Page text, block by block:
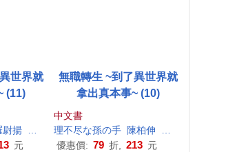
世界就
(11)
尉揚
シロタカ
元
無職轉生 ~到了異世界就
拿出真本事~ (10)
中文書
理不尽な孫の手 陳柏伸
優惠價: 79 折, 213 元